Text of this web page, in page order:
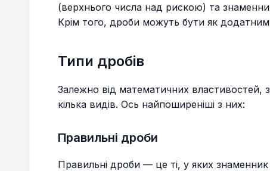
(верхнього числа над рискою) та
Крім того, дроби можуть бути як
Типи дробів
Залежно від математичних властивостей,
кілька видів. Ось найпоширеніші з них:
Правильні дроби
Правильні дроби — це ті, у яких